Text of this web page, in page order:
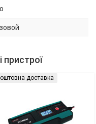
пристрої
доставка